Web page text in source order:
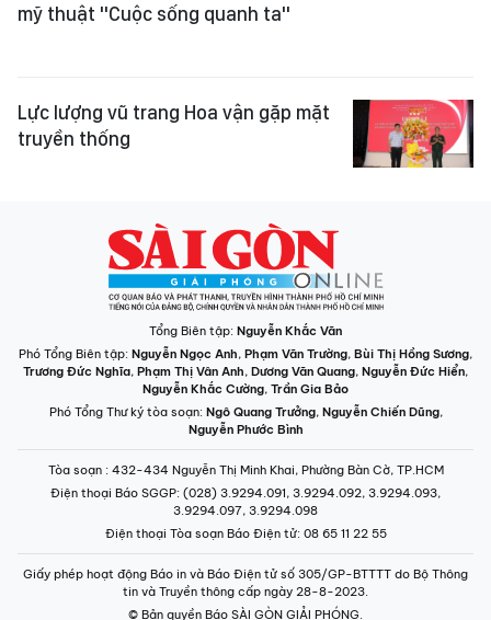
mỹ thuật "Cuộc sống quanh ta"
Lực lượng vũ trang Hoa vận gặp mặt
truyền thống
Tổng Biên tập: Nguyễn Khắc Văn
Phó Tổng Biên tập: Nguyễn Ngọc Anh, Phạm Văn Trường, Bùi Thị Hồng Sương,
Trương Đức Nghĩa, Phạm Thị Vân Anh, Dương Văn Quang, Nguyễn Đức Hiển,
Nguyễn Khắc Cường, Trần Gia Bảo
Phó Tổng Thư ký tòa soạn: Ngô Quang Trưởng, Nguyễn Chiến Dũng,
Nguyễn Phước Bình
Tòa soạn : 432-434 Nguyễn Thị Minh Khai, Phường Bàn Cờ, TP.HCM
Điện thoại Báo SGGP: (028) 3.9294.091, 3.9294.092, 3.9294.093,
3.9294.097, 3.9294.098
Điện thoại Tòa soạn Báo Điện tử: 08 65 11 22 55
Giấy phép hoạt động Báo in và Báo Điện tử số 305/GP-BTTTT do Bộ Thông
tin và Truyền thông cấp ngày 28-8-2023.
© Bản quyền Báo SÀI GÒN GIẢI PHÓNG.